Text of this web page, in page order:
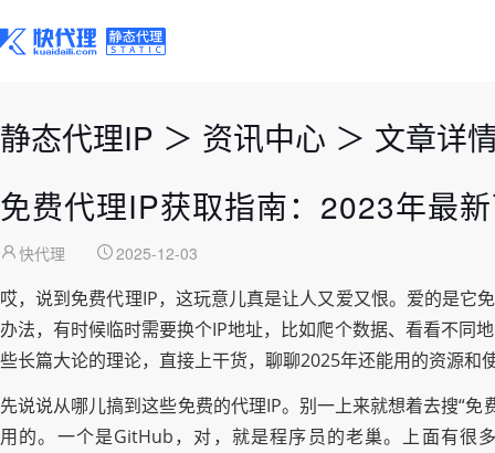
静态代理IP ＞ 资讯中心 ＞ 文章详
免费代理IP获取指南：2023年最
快代理 2025-12-03
哎，说到免费代理IP，这玩意儿真是让人又爱又恨。爱的是它
办法，有时候临时需要换个IP地址，比如爬个数据、看看不同
些长篇大论的理论，直接上干货，聊聊2025年还能用的资源和
先说说从哪儿搞到这些免费的代理IP。别一上来就想着去搜“
用的。一个是GitHub，对，就是程序员的老巢。上面有很